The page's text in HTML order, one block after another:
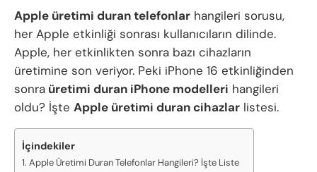
Apple üretimi duran telefonlar hangileri sorusu,
her Apple etkinliği sonrası kullanıcıların dilinde.
Apple, her etkinlikten sonra bazı cihazların
üretimine son veriyor. Peki iPhone 16 etkinliğinden
sonra üretimi duran iPhone modelleri hangileri
oldu? İşte Apple üretimi duran cihazlar listesi.
İçindekiler
Apple Üretimi Duran Telefonlar Hangileri? İşte Liste